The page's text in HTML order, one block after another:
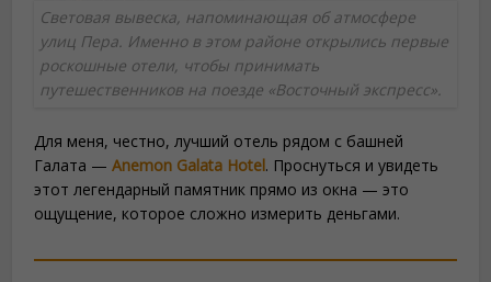
Световая вывеска, напоминающая об атмосфере
улиц Пера. Именно в этом районе открылись первые
роскошные отели, чтобы принимать
путешественников на поезде «Восточный экспресс».
Для меня, честно, лучший отель рядом с башней
Галата —Anemon Galata Hotel. Проснуться и увидеть
этот легендарный памятник прямо из окна — это
ощущение, которое сложно измерить деньгами.